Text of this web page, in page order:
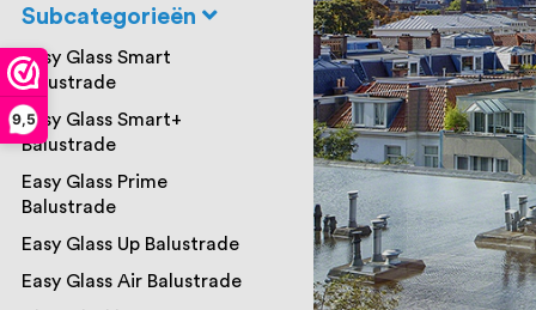
9,5
Subcategorieën
Easy Glass Smart
Balustrade
Easy Glass Smart+
Balustrade
Easy Glass Prime
Balustrade
Easy Glass Up Balustrade
Easy Glass Air Balustrade